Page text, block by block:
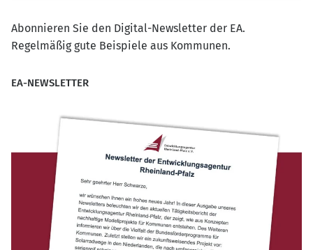
Abonnieren Sie den Digital-Newsletter der EA.
Regelmäßig gute Beispiele aus Kommunen.
EA-NEWSLETTER